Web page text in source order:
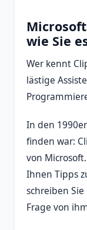
wie Sie
Wer kennt
lästige
In den
finden war:
von
Ihnen Tipps
schreiben
Frage von